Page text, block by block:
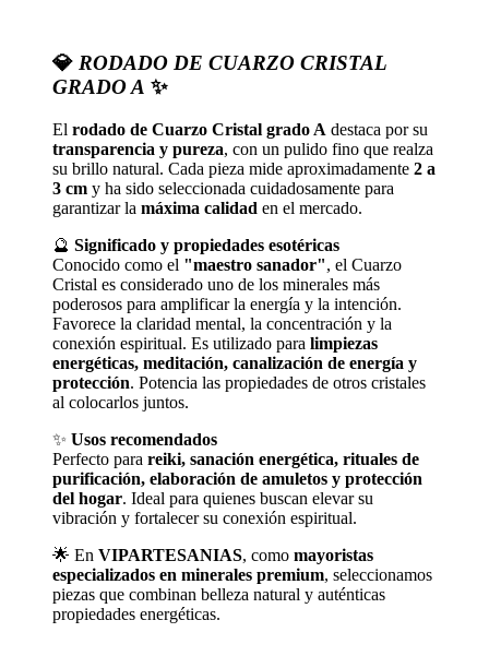
💎 RODADO DE CUARZO CRISTAL
GRADO A ✨
El rodado de Cuarzo Cristal grado A destaca por su
transparencia y pureza, con un pulido fino que realza
su brillo natural. Cada pieza mide aproximadamente 2 a
3 cm y ha sido seleccionada cuidadosamente para
garantizar la máxima calidad en el mercado.
🔮 Significado y propiedades esotéricas
Conocido como el "maestro sanador", el Cuarzo
Cristal es considerado uno de los minerales más
poderosos para amplificar la energía y la intención.
Favorece la claridad mental, la concentración y la
conexión espiritual. Es utilizado para limpiezas
energéticas, meditación, canalización de energía y
protección. Potencia las propiedades de otros cristales
al colocarlos juntos.
✨ Usos recomendados
Perfecto para reiki, sanación energética, rituales de
purificación, elaboración de amuletos y protección
del hogar. Ideal para quienes buscan elevar su
vibración y fortalecer su conexión espiritual.
🌟 En VIPARTESANIAS, como mayoristas
especializados en minerales premium, seleccionamos
piezas que combinan belleza natural y auténticas
propiedades energéticas.